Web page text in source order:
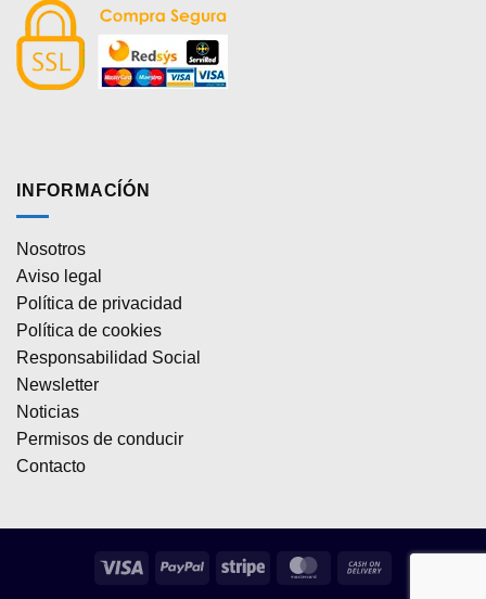
INFORMACÍÓN
Nosotros
Aviso legal
Política de privacidad
Política de cookies
Responsabilidad Social
Newsletter
Noticias
Permisos de conducir
Contacto
Visa PayPal Stripe MasterCard